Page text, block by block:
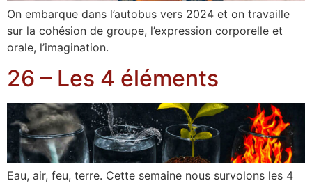
On embarque dans l’autobus vers 2024 et on travaille
sur la cohésion de groupe, l’expression corporelle et
orale, l’imagination.
26 – Les 4 éléments
Eau, air, feu, terre. Cette semaine nous survolons les 4